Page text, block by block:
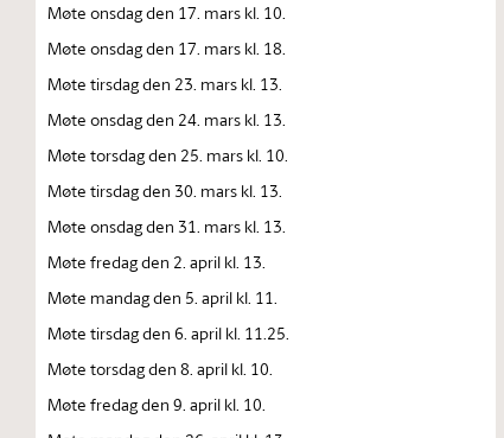
Møte onsdag den 17. mars kl. 10.
Møte onsdag den 17. mars kl. 18.
Møte tirsdag den 23. mars kl. 13.
Møte onsdag den 24. mars kl. 13.
Møte torsdag den 25. mars kl. 10.
Møte tirsdag den 30. mars kl. 13.
Møte onsdag den 31. mars kl. 13.
Møte fredag den 2. april kl. 13.
Møte mandag den 5. april kl. 11.
Møte tirsdag den 6. april kl. 11.25.
Møte torsdag den 8. april kl. 10.
Møte fredag den 9. april kl. 10.